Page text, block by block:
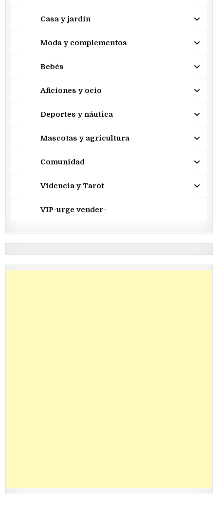
Casa y jardín
Moda y complementos
Bebés
Aficiones y ocio
Deportes y náutica
Mascotas y agricultura
Comunidad
Videncia y Tarot
VIP-urge vender-